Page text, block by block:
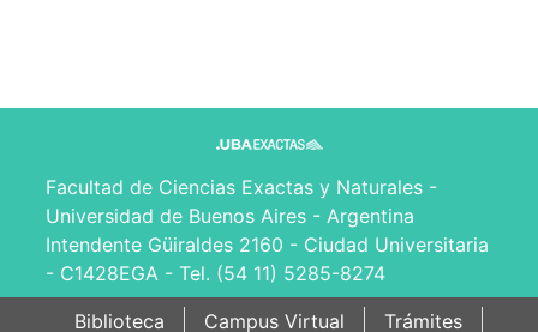
Facultad de Ciencias Exactas y Naturales -
Universidad de Buenos Aires - Argentina
Intendente Güiraldes 2160 - Ciudad Universitaria
- C1428EGA - Tel. (54 11) 5285-8274
Biblioteca
Campus Virtual Trámites